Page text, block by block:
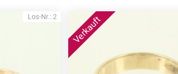
Los-Nr.: 2